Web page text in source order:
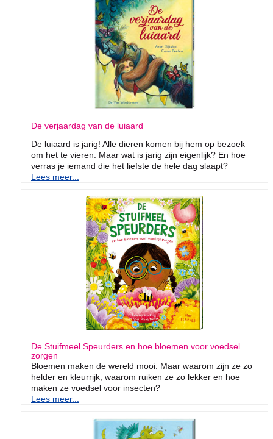
De verjaardag van de luiaard
De luiaard is jarig! Alle dieren komen bij hem op bezoek
om het te vieren. Maar wat is jarig zijn eigenlijk? En hoe
verras je iemand die het liefste de hele dag slaapt?
Lees meer...
De Stuifmeel Speurders en hoe bloemen voor voedsel
zorgen
Bloemen maken de wereld mooi. Maar waarom zijn ze zo
helder en kleurrijk, waarom ruiken ze zo lekker en hoe
maken ze voedsel voor insecten?
Lees meer...